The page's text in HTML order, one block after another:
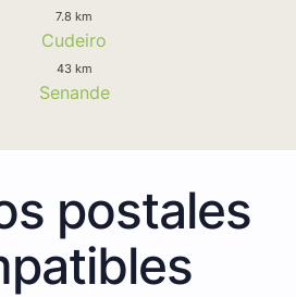
7.8 km
Cudeiro
43 km
Senande
postales